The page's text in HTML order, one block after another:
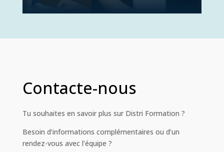
Contacte-nous
Tu souhaites en savoir plus sur Distri Formation ?
Besoin d’informations complémentaires ou d’un
rendez-vous avec l’équipe ?